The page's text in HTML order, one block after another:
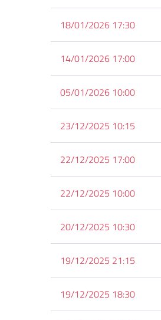
18/01/2026 17:30
14/01/2026 17:00
05/01/2026 10:00
23/12/2025 10:15
22/12/2025 17:00
22/12/2025 10:00
20/12/2025 10:30
19/12/2025 21:15
19/12/2025 18:30